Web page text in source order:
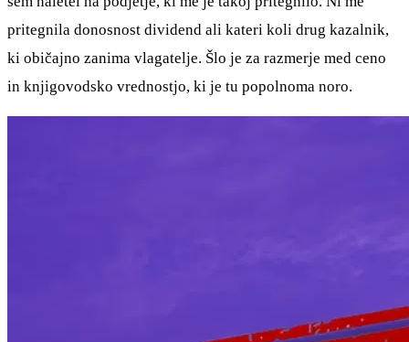
pritegnila donosnost dividend ali kateri koli drug kazalnik,
ki običajno zanima vlagatelje. Šlo je za razmerje med ceno
in knjigovodsko vrednostjo, ki je tu popolnoma noro.